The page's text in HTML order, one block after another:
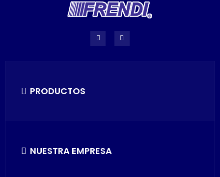
PRODUCTOS
NUESTRA EMPRESA